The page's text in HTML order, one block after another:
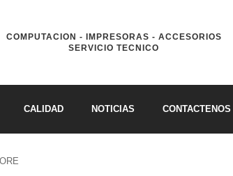
COMPUTACION - IMPRESORAS - ACCESORIOS
SERVICIO TECNICO
CALIDAD NOTICIAS CONTACTENOS